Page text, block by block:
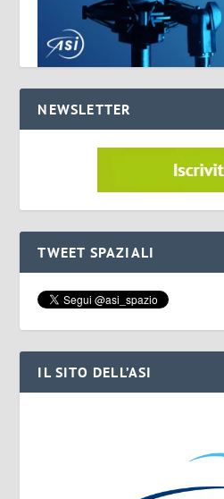
NEWSLETTER
TWEET SPAZIALI
IL SITO DELL’ASI